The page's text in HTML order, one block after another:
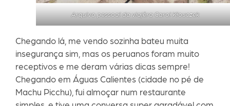
Arquivo pessoal da viajêra Carol Klouczek
Chegando lá, me vendo sozinha bateu muita
insegurança sim, mas os peruanos foram muito
receptivos e me deram várias dicas sempre!
Chegando em Águas Calientes (cidade no pé de
Machu Picchu), fui almoçar num restaurante